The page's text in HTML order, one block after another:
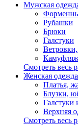
Мужская
Рубашки
Брюки
Галстуки
Камуфляж
Смотреть весь
Женская одежда
Платья,
Блузки,
Галстуки
Верхняя
Смотреть весь